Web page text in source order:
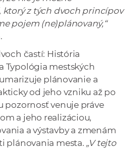
ktorý z tých dvoch princípov
pojem (ne)plánovaný,“
častí: História
Typológia mestských
plánovanie a
od jeho vzniku až po
pozornosť venuje práve
a jeho realizáciou,
a výstavby a zmenám
plánovania mesta. „V tejto